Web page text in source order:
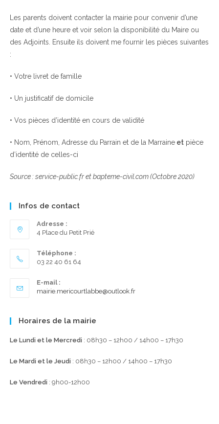
Les parents doivent contacter la mairie pour convenir d’une
date et d’une heure et voir selon la disponibilité du Maire ou
des Adjoints. Ensuite ils doivent me fournir les pièces suivantes
:
• Votre livret de famille
• Un justificatif de domicile
• Vos pièces d’identité en cours de validité
• Nom, Prénom, Adresse du Parrain et de la Marraine et pièce
d’identité de celles-ci
Source : service-public.fr et bapteme-civil.com (Octobre 2020)
Infos de contact
Adresse :
4 Place du Petit Prié
Téléphone :
03 22 40 61 64
E-mail :
mairie.mericourtlabbe@outlook.frS’ouvre
Horaires de la mairie
Le Lundi et le Mercredi : 08h30 – 12h00 / 14h00 – 17h30
Le Mardi et le Jeudi : 08h30 – 12h00 / 14h00 – 17h30
Le Vendredi : 9h00-12h00